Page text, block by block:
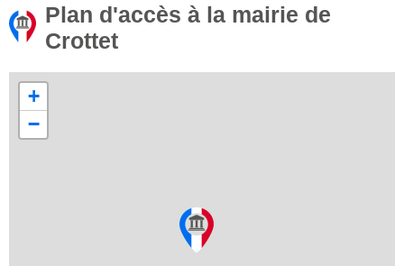
Plan d'accès à la mairie de
Crottet
+
−